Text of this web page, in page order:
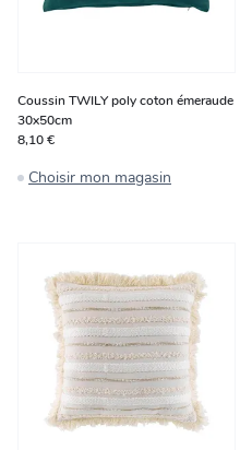
Coussin TWILY poly coton émeraude
30x50cm
8,10 €
Choisir mon magasin